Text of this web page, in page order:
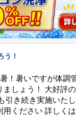
う！
！暑いですが体調
ましょう！ 大好評
引き続き実施いた
用ください 詳しく